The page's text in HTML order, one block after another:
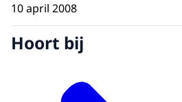
10 april 2008
Hoort bij